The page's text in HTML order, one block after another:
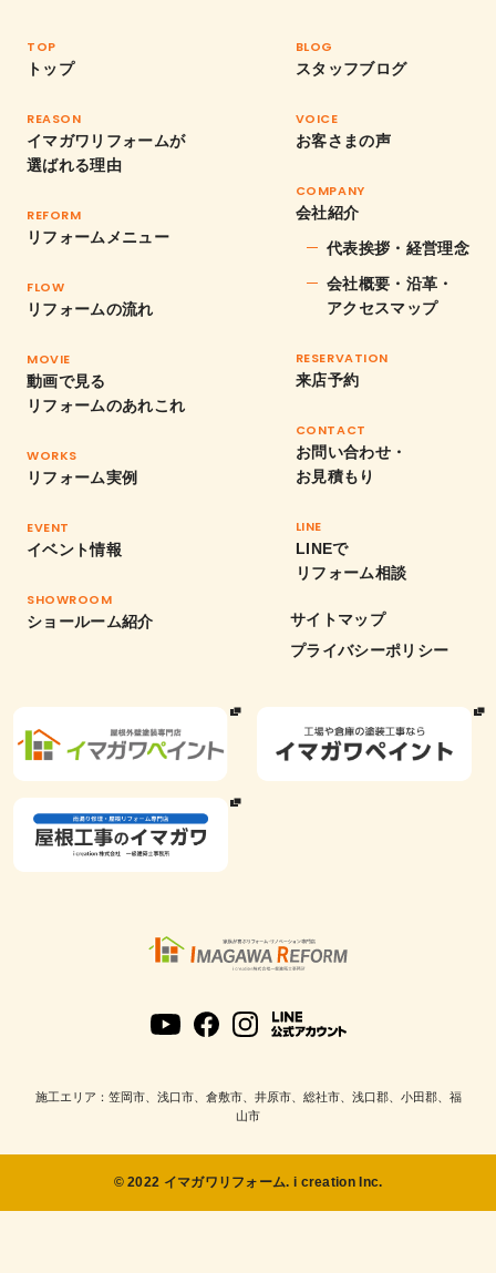
TOP
トップ
REASON
イマガワリフォームが
選ばれる理由
REFORM
リフォームメニュー
FLOW
リフォームの流れ
MOVIE
動画で見る
リフォームのあれこれ
WORKS
リフォーム実例
EVENT
イベント情報
SHOWROOM
ショールーム紹介
BLOG
スタッフブログ
VOICE
お客さまの声
COMPANY
会社紹介
代表挨拶・経営理念
会社概要・沿革・
アクセスマップ
RESERVATION
来店予約
CONTACT
お問い合わせ・
お見積もり
LINE
LINEで
リフォーム相談
サイトマップ
プライバシーポリシー
施工エリア：笠岡市、浅口市、倉敷市、井原市、総社市、浅口郡、小田郡、福
山市
© 2022 イマガワリフォーム. i creation Inc.